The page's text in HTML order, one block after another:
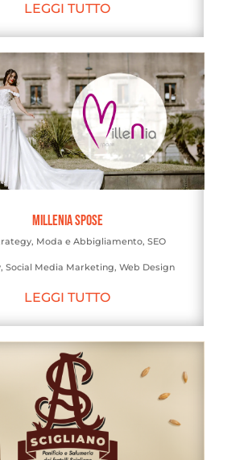
LEGGI TUTTO
Millenia Spose
, Moda e Abbigliamento,SEO
, Social Media Marketing, Web Design
LEGGI TUTTO